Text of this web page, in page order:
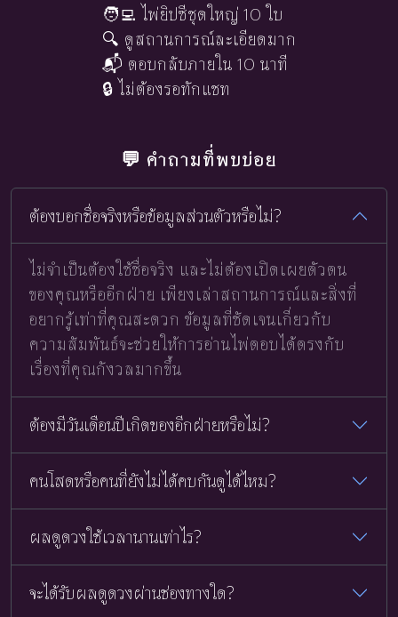
🧑‍💻 ไพ่ยิปซีชุดใหญ่ 10 ใบ
🔍 ดูสถานการณ์ละเอียดมาก
📬 ตอบกลับภายใน 10 นาที
🔒 ไม่ต้องรอทักแชท
💬 คำถามที่พบบ่อย
ต้องบอกชื่อจริงหรือข้อมูลส่วนตัวหรือไม่?
ไม่จำเป็นต้องใช้ชื่อจริง และไม่ต้องเปิดเผยตัวตน
ของคุณหรืออีกฝ่าย เพียงเล่าสถานการณ์และสิ่งที่
อยากรู้เท่าที่คุณสะดวก ข้อมูลที่ชัดเจนเกี่ยวกับ
ความสัมพันธ์จะช่วยให้การอ่านไพ่ตอบได้ตรงกับ
เรื่องที่คุณกังวลมากขึ้น
ต้องมีวันเดือนปีเกิดของอีกฝ่ายหรือไม่?
คนโสดหรือคนที่ยังไม่ได้คบกันดูได้ไหม?
ผลดูดวงใช้เวลานานเท่าไร?
จะได้รับผลดูดวงผ่านช่องทางใด?